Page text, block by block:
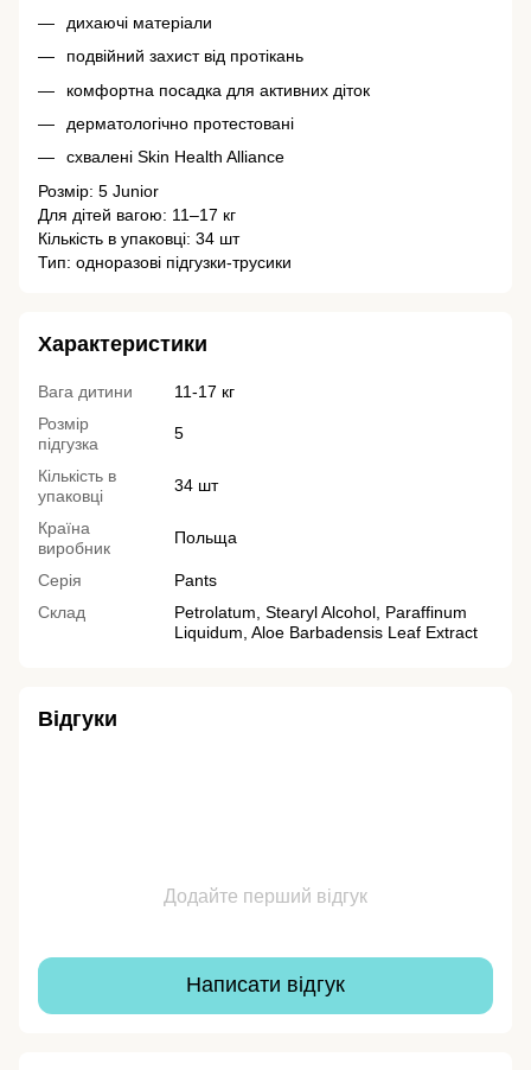
дихаючі матеріали
подвійний захист від протікань
комфортна посадка для активних діток
дерматологічно протестовані
схвалені Skin Health Alliance
Розмір: 5 Junior
Для дітей вагою: 11–17 кг
Кількість в упаковці: 34 шт
Тип: одноразові підгузки-трусики
Характеристики
Вага дитини
11-17 кг
Розмір
підгузка
5
Кількість в
упаковці
34 шт
Країна
виробник
Польща
Серія
Pants
Склад
Petrolatum, Stearyl Alcohol, Paraffinum
Liquidum, Aloe Barbadensis Leaf Extract
Відгуки
Додайте перший відгук
Написати відгук